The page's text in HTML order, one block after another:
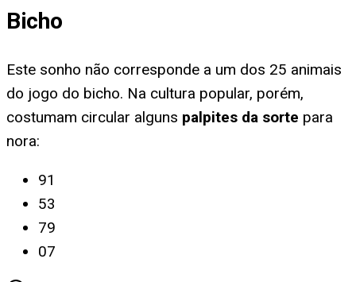
Bicho
Este sonho não corresponde a um dos 25 animais
do jogo do bicho. Na cultura popular, porém,
costumam circular alguns palpites da sorte para
nora:
91
53
79
07